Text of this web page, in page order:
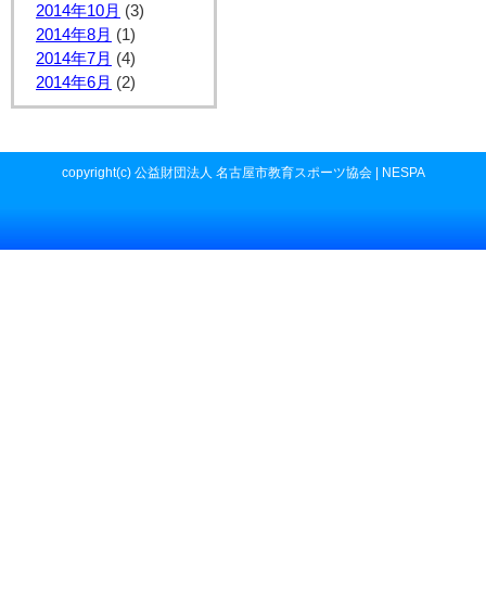
2014年10月 (3)
2014年8月 (1)
2014年7月 (4)
2014年6月 (2)
copyright(c) 公益財団法人 名古屋市教育スポーツ協会 | NESPA